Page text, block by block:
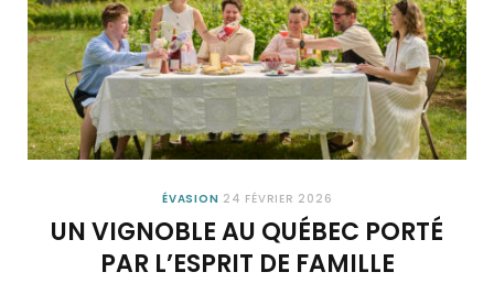
ÉVASION 24 FÉVRIER 2026
UN VIGNOBLE AU QUÉBEC PORTÉ
PAR L’ESPRIT DE FAMILLE